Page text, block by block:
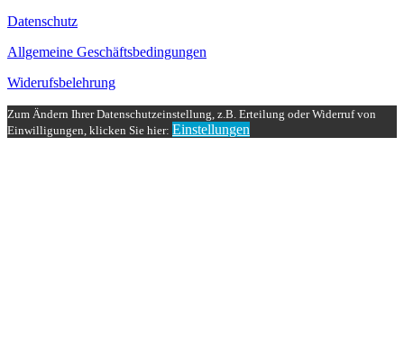
Datenschutz
Allgemeine Geschäftsbedingungen
Widerufsbelehrung
Zum Ändern Ihrer Datenschutzeinstellung, z.B. Erteilung oder Widerruf von
Einwilligungen, klicken Sie hier: Einstellungen